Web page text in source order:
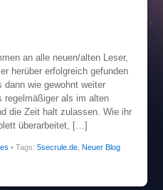
an alle neuen/alten Leser,
herüber erfolgreich gefunden
dann wie gewohnt weiter
regelmäßiger als im alten
die Zeit halt zulassen. Wie ihr
überarbeitet, […]
• Tags: 5secrule.de, Neuer Blog